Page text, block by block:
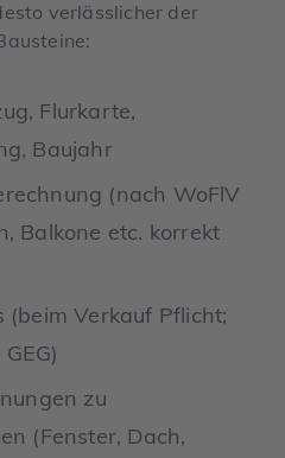
verlässlicher der
Flurkarte,
Baujahr
(nach WoFlV
Balkone etc. korrekt
(beim Verkauf Pflicht;
zu
(Fenster, Dach,